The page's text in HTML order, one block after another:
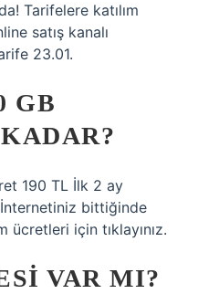
Tarifelere katılım
satış kanalı
23.01.
GB
190 TL İlk 2 ay
bittiğinde
ücretleri için tıklayınız.
VAR MI?